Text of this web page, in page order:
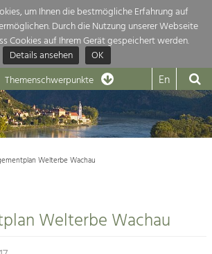
um Ihnen die bestmögliche Erfahrung auf
Durch die Nutzung unserer Webseite
Cookies auf Ihrem Gerät gespeichert werden.
Details ansehen
OK
Dunkelsteinerwald Klima
Themenschwerpunkte En

Jubiläum
in unserer Region ist sehr vielfältig. Deshalb
unsere Themenschwerpunkte. Für mehr
und schon werden alle Projekte in diesem
Welterbe Wachau
Welterbe Wachau